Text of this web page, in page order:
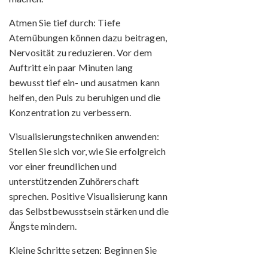
Atmen Sie tief durch: Tiefe
Atemübungen können dazu beitragen,
Nervosität zu reduzieren. Vor dem
Auftritt ein paar Minuten lang
bewusst tief ein- und ausatmen kann
helfen, den Puls zu beruhigen und die
Konzentration zu verbessern.
Visualisierungstechniken anwenden:
Stellen Sie sich vor, wie Sie erfolgreich
vor einer freundlichen und
unterstützenden Zuhörerschaft
sprechen. Positive Visualisierung kann
das Selbstbewusstsein stärken und die
Ängste mindern.
Kleine Schritte setzen: Beginnen Sie